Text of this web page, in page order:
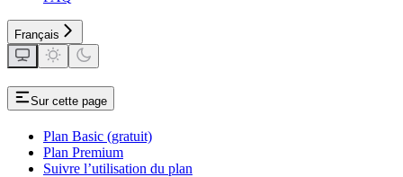
Français
Sur cette page
Plan Basic (gratuit)
Plan Premium
Suivre l’utilisation du plan